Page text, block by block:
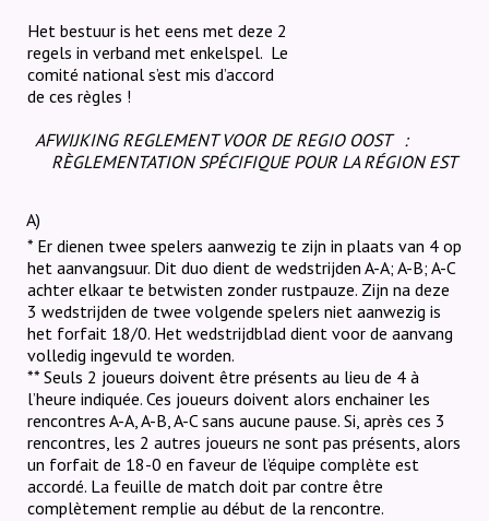
Het bestuur is het eens met deze 2
regels in verband met enkelspel. Le
comité national s’est mis d’accord
de ces règles !
AFWIJKING REGLEMENT VOOR DE REGIO OOST
:
RÈGLEMENTATION SPÉCIFIQUE POUR LA RÉGION EST
A)
* Er dienen twee spelers aanwezig te zijn in plaats van 4 op
het aanvangsuur. Dit duo dient de wedstrijden A-A; A-B; A-C
achter elkaar te betwisten zonder rustpauze. Zijn na deze
3 wedstrijden de twee volgende spelers niet aanwezig is
het forfait 18/0. Het wedstrijdblad dient voor de aanvang
volledig ingevuld te worden.
** Seuls 2 joueurs doivent être présents au lieu de 4 à
l’heure indiquée. Ces joueurs doivent alors enchainer les
rencontres A-A, A-B, A-C sans aucune pause. Si, après ces 3
rencontres, les 2 autres joueurs ne sont pas présents, alors
un forfait de 18-0 en faveur de l’équipe complète est
accordé. La feuille de match doit par contre être
complètement remplie au début de la rencontre.